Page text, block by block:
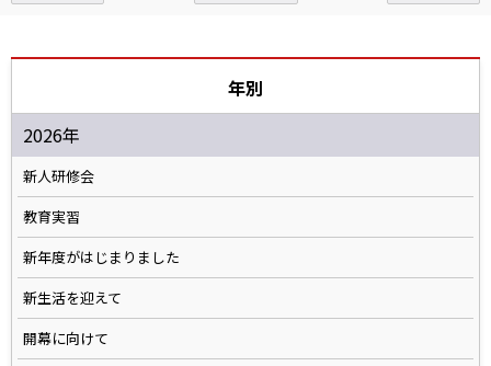
年別
2026年
新人研修会
教育実習
新年度がはじまりました
新生活を迎えて
開幕に向けて